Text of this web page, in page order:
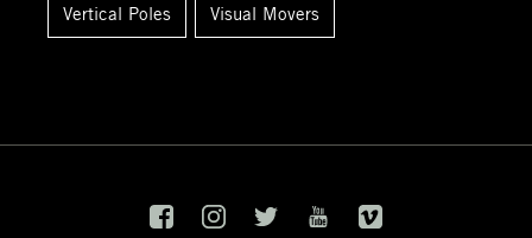
Vertical Poles Visual Movers